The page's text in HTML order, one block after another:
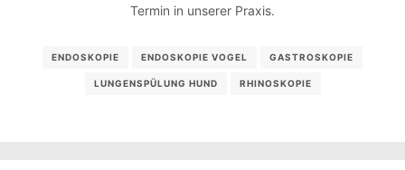
Termin in unserer Praxis.
ENDOSKOPIE ENDOSKOPIE VOGEL GASTROSKOPIE
LUNGENSPÜLUNG HUND RHINOSKOPIE